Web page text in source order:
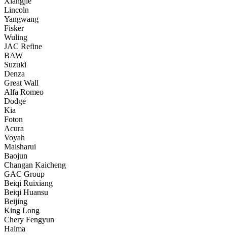
Lincoln
Yangwang
Fisker
Wuling
JAC Refine
BAW
Suzuki
Denza
Great Wall
Alfa Romeo
Dodge
Kia
Foton
Acura
Voyah
Maisharui
Baojun
Changan Kaicheng
GAC Group
Beiqi Ruixiang
Beiqi Huansu
Beijing
King Long
Chery Fengyun
Haima